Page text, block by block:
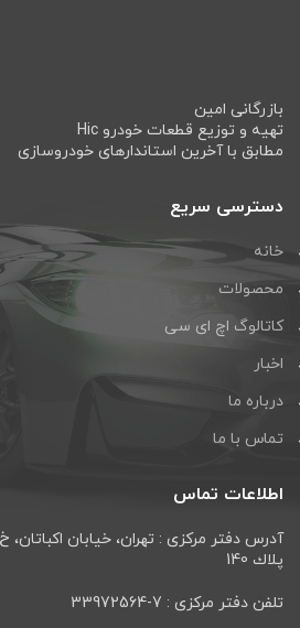
بازرگانی امین
تهیه و توزیع قطعات خودرو Hic
مطابق با آخرین استاندارهای خودروسازی
دسترسی سریع
خانه
محصولات
کاتالوگ اچ ای سی
اخبار
درباره ما
تماس با ما
اطلاعات تماس
آدرس دفتر مرکزی : تهران، خيابان
پلاك 140
تلفن دفتر مرکزی : 7-33972564